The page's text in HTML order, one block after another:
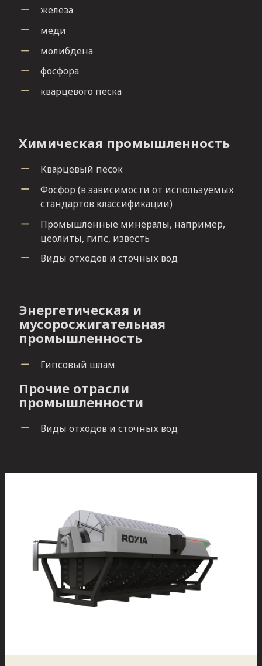
железа
меди
молибдена
фосфора
кварцевого песка
Химическая промышленность
Кварцевый песок
Фосфор (в зависимости от используемых
стандартов классификации)
Промышленные минералы, например,
цеолиты, гипс, известь
Виды отходов и сточных вод
Энергетическая и
мусоросжигательная
промышленность
Гипсовый шлам
Прочие отрасли
промышленности
Виды отходов и сточных вод